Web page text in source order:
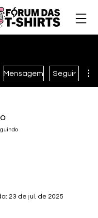
Mensagem Seguir
23 de jul. de 2025